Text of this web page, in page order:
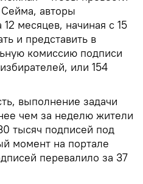
авторы
месяцев, начиная с 15
и представить в
комиссию подписи
или 154
выполнение задачи
чем за неделю жители
тысяч подписей под
момент на портале
перевалило за 37